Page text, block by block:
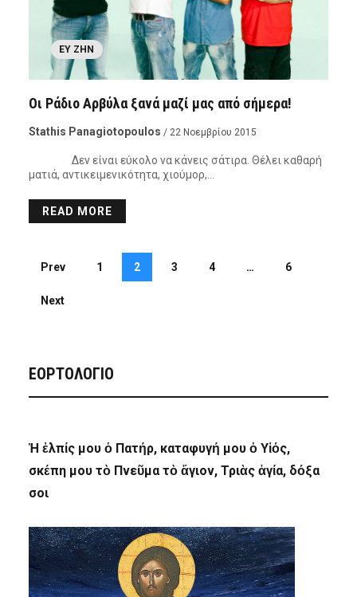
ΕΥ ΖΗΝ
Οι Ράδιο Αρβύλα ξανά μαζί μας από σήμερα!
Stathis Panagiotopoulos / 22 Νοεμβρίου 2015
Δεν είναι εύκολο να κάνεις σάτιρα. Θέλει καθαρή
ματιά, αντικειμενικότητα, χιούμορ,…
READ MORE
Prev 1 2 3 4 … 6
Next
ΕΟΡΤΟΛΟΓΙΟ
Ἡ ἐλπίς μου ὁ Πατήρ, καταφυγή μου ὁ Υἱός,
σκέπη μου τὸ Πνεῦμα τὸ ἅγιον, Τριὰς ἁγία, δόξα
σοι